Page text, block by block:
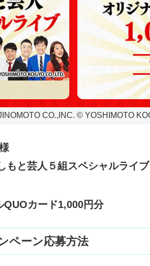
CO.,INC. © YOSHIMOTO
もと芸人５組スペシャルライブ
QUOカード1,000円分
ペーン応募方法